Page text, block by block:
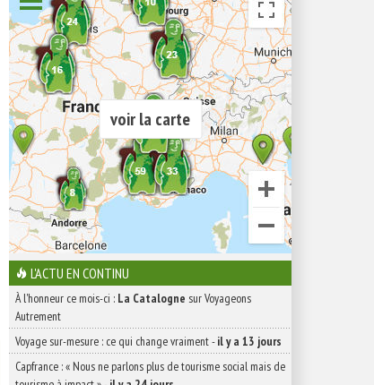
voir la carte
L'ACTU EN CONTINU
À l'honneur ce mois-ci : La Catalogne sur Voyageons
Autrement
Voyage sur-mesure : ce qui change vraiment-il y a 13 jours
Capfrance : « Nous ne parlons plus de tourisme social mais de